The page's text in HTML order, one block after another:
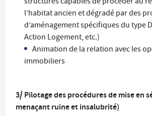
l’habitat ancien et dégradé par des
d’aménagement spécifiques du type
Action Logement, etc.)
Animation de la relation avec les
immobiliers
3/ Pilotage des procédures de mise en
menaçant ruine et insalubrité)